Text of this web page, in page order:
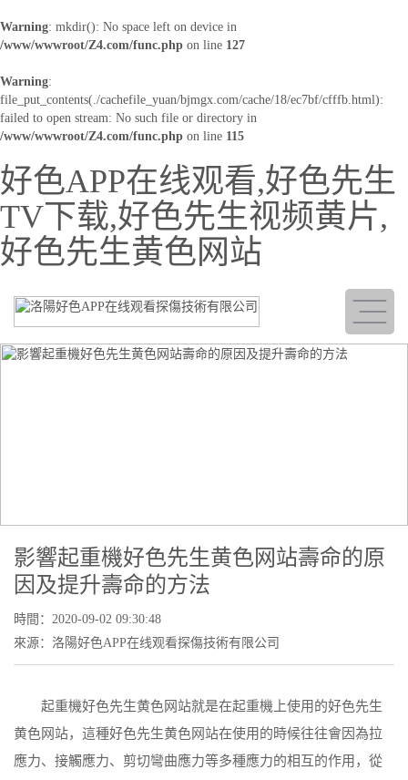
Warning: mkdir(): No space left on device in
/www/wwwroot/Z4.com/func.php on line 127
Warning:
file_put_contents(./cachefile_yuan/bjmgx.com/cache/18/ec7bf/cfffb.html):
failed to open stream: No such file or directory in
/www/wwwroot/Z4.com/func.php on line 115
好色APP在线观看,好色先生
TV下载,好色先生视频黄片,
好色先生黄色网站
影響起重機好色先生黄色网站壽命的原
因及提升壽命的方法
時間：2020-09-02 09:30:48
來源：洛陽好色APP在线观看探傷技術有限公司
起重機好色先生黄色网站就是在起重機上使用的好色先生
黄色网站，這種好色先生黄色网站在使用的時候往往會因為拉
應力、接觸應力、剪切彎曲應力等多種應力的相互的作用，從